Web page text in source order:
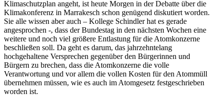
Klimaschutzplan angeht, ist heute Morgen in der Debatte über die
Klimakonferenz in Marrakesch schon genügend diskutiert worden.
Sie alle wissen aber auch – Kollege Schindler hat es gerade
angesprochen -, dass der Bundestag in den nächsten Wochen eine
weitere und noch viel größere Entlastung für die Atomkonzerne
beschließen soll. Da geht es darum, das jahrzehntelang
hochgehaltene Versprechen gegenüber den Bürgerinnen und
Bürgern zu brechen, dass die Atomkonzerne die volle
Verantwortung und vor allem die vollen Kosten für den Atommüll
übernehmen müssen, wie es auch im Atomgesetz festgeschrieben
worden ist.